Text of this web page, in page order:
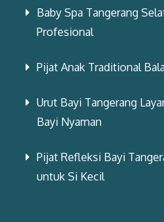
Baby Spa Tangerang
Profesional
Pijat Anak Traditional
Urut Bayi Tangerang
Bayi Nyaman
Pijat Refleksi Bayi
untuk Si Kecil